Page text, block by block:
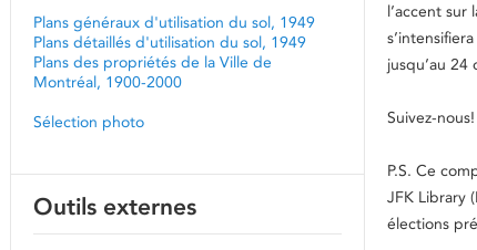
l’accent sur
jusqu’au
Suivez-nous!
P.S. Ce
JFK Library
élections
Plans généraux d'utilisation du sol, 1949
Plans détaillés d'utilisation du sol, 1949
Plans des propriétés de la Ville de
Montréal, 1900-2000
Sélection photo
Outils externes